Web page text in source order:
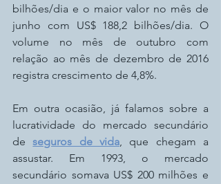
bilhões/dia e o maior valor no mês de
junho com US$ 188,2 bilhões/dia. O
volume no mês de outubro com
relação ao mês de dezembro de 2016
registra crescimento de 4,8%.
Em outra ocasião, já falamos sobre a
lucratividade do mercado secundário
de seguros de vida, que chegam a
assustar. Em 1993, o mercado
secundário somava US$ 200 milhões e